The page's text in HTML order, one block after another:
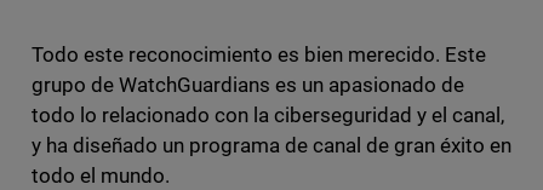
Todo este reconocimiento es bien merecido. Este
grupo de WatchGuardians es un apasionado de
todo lo relacionado con la ciberseguridad y el canal,
y ha diseñado un programa de canal de gran éxito en
todo el mundo.